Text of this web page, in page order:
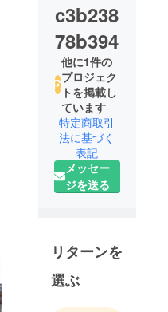
c3b238
78b394
他に1件の
プロジェク
トを掲載し
ています
特定商取引
法に基づく
表記
メッセー
ジを送る
リターンを
選ぶ